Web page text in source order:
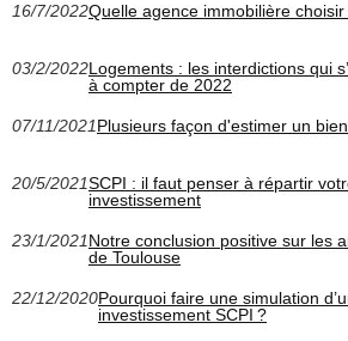
16/7/2022Quelle agence immobilière choisir
03/2/2022Logements : les interdictions qui
à compter de 2022
07/11/2021Plusieurs façon d'estimer un
20/5/2021SCPI : il faut penser à répartir
investissement
23/1/2021Notre conclusion positive sur les
de Toulouse
22/12/2020Pourquoi faire une simulation
investissement SCPI ?